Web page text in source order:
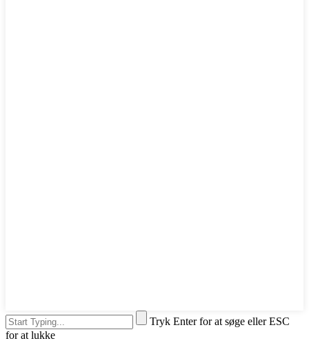
Tryk Enter for at søge eller ESC
for at lukke